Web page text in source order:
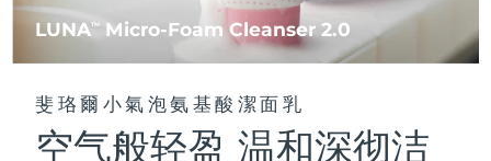
LUNATM Micro-Foam Cleanser 2.0
斐珞爾小氣泡氨基酸潔面乳
空气般轻盈 温和深彻洁
LUNA™護膚
Premium cleansers & balm
LUNA™ 設備
面膜
issa™ Teeth Whitening Set
FAQ™ 103
Luxurious clinical anti-aging set
FAQ™ P1 Primer
FAQ™ 211
Anti-aging neck & décolleté LED mask
FAQ™ 221
FAQ™ Scalp Serum
FAQ™ 502
保健品
專業治療
捷克 預計送達日期8/9/26
丹麥 預計送達日期8/9/26
愛沙尼亞